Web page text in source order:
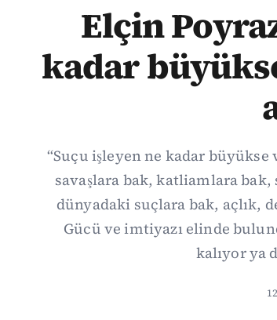
Elçin
kadar
“Suçu işleyen ne kadar büyükse
savaşlara bak, katliamlara bak,
dünyadaki suçlara bak, açlık,
Gücü ve imtiyazı elinde
kalıyor ya